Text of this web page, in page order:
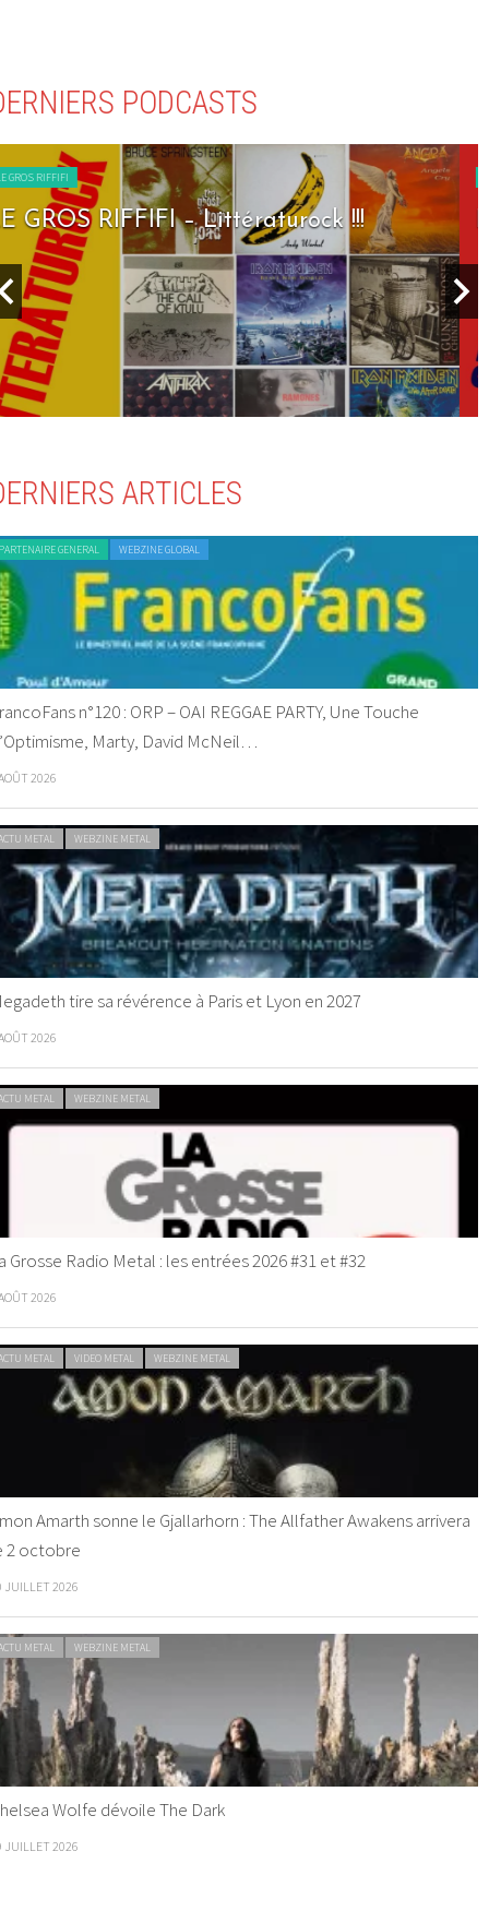
PODCASTS
LE GROS RIFFIFI
LE GROS RIFFIFI – Seven Days To Rock !!!
ARTICLES
GENERAL WEBZINE GLOBAL
n°120 : ORP – OAI REGGAE PARTY, Une Touche
Marty, David McNeil…
2026
METAL WEBZINE METAL
tire sa révérence à Paris et Lyon en 2027
2026
METAL WEBZINE METAL
Grosse Radio Metal : les entrées 2026 #31 et #32
2026
METAL VIDEO METAL WEBZINE METAL
Amarth sonne le Gjallarhorn : The Allfather Awakens arrivera
2 octobre
JUILLET 2026
METAL WEBZINE METAL
Wolfe dévoile The Dark
JUILLET 2026